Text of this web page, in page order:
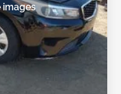
images